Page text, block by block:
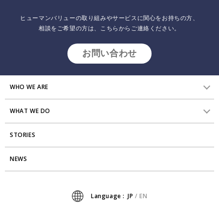
する組織ショート・コラム第6回＞
本連載では、学習する組織や組織開発の考え方や洞察をビジネスの文
脈に照らし合わせて、短いコラムとして紹介しています。今後の組織
づくりに役立つヒントやインスピレーションを得る機会となれば幸い
です。
ヒューマンバリューの取り組みやサービスに関心をお持ちの方、
相談をご希望の方は、こちらからご連絡ください。
お問い合わせ
WHO WE ARE
HVからのメッセージ
研究員紹介
アクセス
WHAT WE DO
組織変革
エンゲージメント向上支援
STORIES
Stories
NEWS
Language : JP /EN